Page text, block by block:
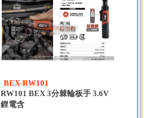
BEX-RW101
RW101 BEX 3分棘輪板手 3.6V
鋰電含